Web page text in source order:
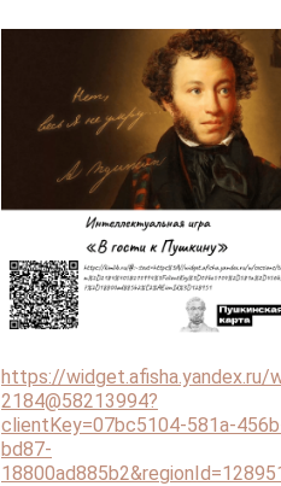
https://
2184@58213994?
clientKey=07bc5104-581a-
bd87-